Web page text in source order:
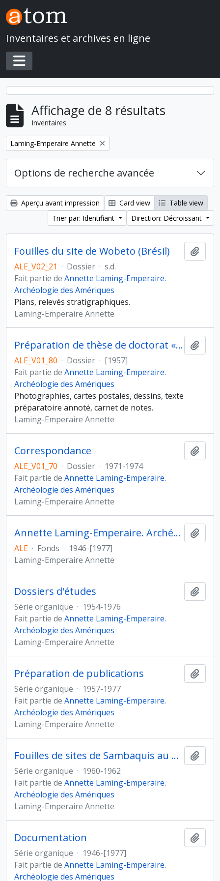
Skip to main content
Inventaires et archives en ligne
Toggle navigation
Affichage de 8 résultats
Inventaires
Remove filter:
Laming-Emperaire Annette
Options de recherche avancée
Aperçu avant impression Card view
Table view
Trier par: Identifiant
Direction: Décroissant
Fouilles du site de Wobeto (Brésil)
ALE_V02_21 · Dossier · s.d.
Fait partie de Annette Laming-Emperaire.
Archéologie des Amériques
Plans, relevés stratigraphiques.
Laming-Emperaire Annette
Préparation de thèse de doctorat « La signification de l’art rupestre paléolithique. Méthode et applications », sous la direction d’André Leroi-Gourhan, Faculté des lettres, université de Paris
ALE_V01_80 · Dossier · [1957]
Fait partie de Annette Laming-Emperaire.
Archéologie des Amériques
Photographies, cartes postales, dessins, texte
préparatoire annoté, carnet de notes.
Laming-Emperaire Annette
Correspondance
ALE_V01_70 · Dossier · 1971-1974
Fait partie de Annette Laming-Emperaire.
Archéologie des Amériques
Laming-Emperaire Annette
Annette Laming-Emperaire. Archéologie des Amériques
ALE · Fonds · 1946-[1977]
Laming-Emperaire Annette
Dossiers d'études
Série organique · 1954-1976
Fait partie de Annette Laming-Emperaire.
Archéologie des Amériques
Laming-Emperaire Annette
Préparation de publications
Série organique · 1957-1977
Fait partie de Annette Laming-Emperaire.
Archéologie des Amériques
Laming-Emperaire Annette
Fouilles de sites de Sambaquis au Brésil
Série organique · 1960-1962
Fait partie de Annette Laming-Emperaire.
Archéologie des Amériques
Laming-Emperaire Annette
Documentation
Série organique · 1946-[1977]
Fait partie de Annette Laming-Emperaire.
Archéologie des Amériques